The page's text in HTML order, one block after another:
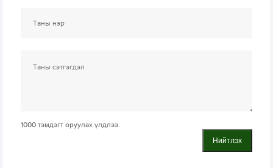
1000 тэмдэгт оруулах үлдлээ.
Нийтлэх